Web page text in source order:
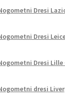
Dresi
Dresi
Dresi Lille
dresi